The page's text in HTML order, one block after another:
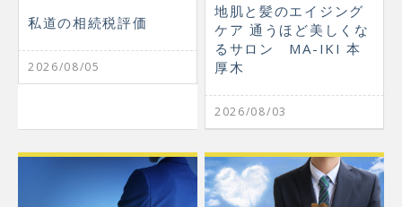
私道の相続税評価
2026/08/05
地肌と髪のエイジング
ケア 通うほど美しくな
るサロン MA-IKI 本
厚木
2026/08/03